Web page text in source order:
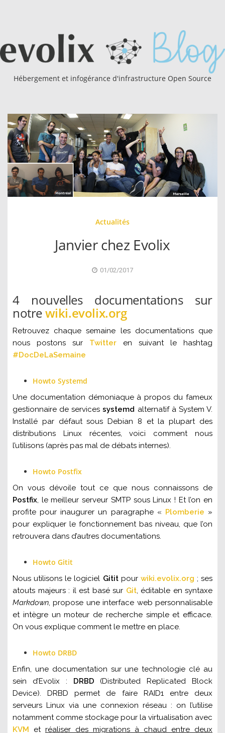
Hébergement et infogérance d'infrastructure Open Source
Actualités
Janvier chez Evolix
01/02/2017
4 nouvelles documentations sur
notrewiki.evolix.org
Retrouvez chaque semaine les documentations que
nous postons sur Twitter en suivant le hashtag
#DocDeLaSemaine
Howto Systemd
Une documentation démoniaque à propos du fameux
gestionnaire de servicessystemd alternatif à System V.
Installé par défaut sous Debian 8 et la plupart des
distributions Linux récentes, voici comment nous
l’utilisons (après pas mal de débats internes).
Howto Postfix
On vous dévoile tout ce que nous connaissons de
Postfix, le meilleur serveur SMTP sous Linux ! Et l’on en
profite pour inaugurer un paragraphe « Plomberie »
pour expliquer le fonctionnement bas niveau, que l’on
retrouvera dans d’autres documentations.
Howto Gitit
Nous utilisons le logiciel Gititpour wiki.evolix.org ; ses
atouts majeurs : il est basé sur Git, éditable en syntaxe
Markdown, propose une interface web personnalisable
et intègre un moteur de recherche simple et efficace.
On vous explique comment le mettre en place.
Howto DRBD
Enfin, une documentation sur une technologie clé au
sein d’Evolix :
DRBD (Distributed Replicated Block
Device). DRBD permet de faire RAID1 entre deux
serveurs Linux via une connexion réseau : on l’utilise
notamment comme stockage pour la virtualisation avec
KVM
et réaliser des migrations à chaud entre deux